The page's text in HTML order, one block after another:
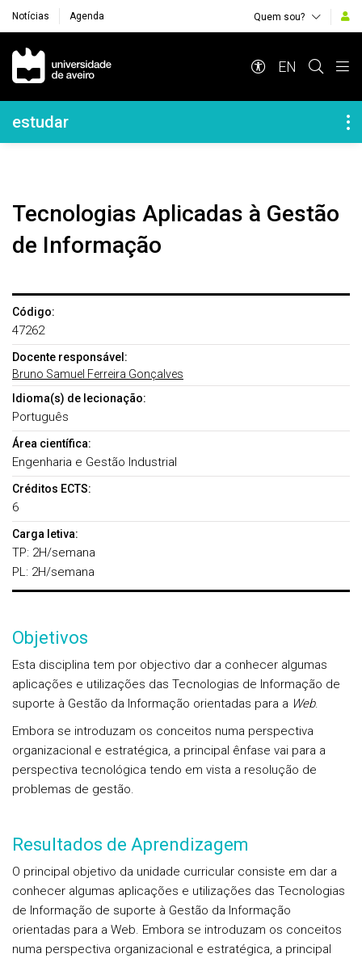
Notícias Agenda Quem sou?
Navegação Principal
EN
Navegação Lateral
estudar
Tecnologias Aplicadas à Gestão
de Informação
Código:
47262
Docente responsável:
Bruno Samuel Ferreira Gonçalves
Idioma(s) de lecionação:
Português
Área científica:
Engenharia e Gestão Industrial
Créditos ECTS:
6
Carga letiva:
TP: 2H/semana
PL: 2H/semana
Objetivos
Esta disciplina tem por objectivo dar a conhecer algumas
aplicações e utilizações das Tecnologias de Informação de
suporte à Gestão da Informação orientadas para a Web.
Embora se introduzam os conceitos numa perspectiva
organizacional e estratégica, a principal ênfase vai para a
perspectiva tecnológica tendo em vista a resolução de
problemas de gestão.
Resultados de Aprendizagem
O principal objetivo da unidade curricular consiste em dar a
conhecer algumas aplicações e utilizações das Tecnologias
de Informação de suporte à Gestão da Informação
orientadas para a Web. Embora se introduzam os conceitos
numa perspectiva organizacional e estratégica, a principal